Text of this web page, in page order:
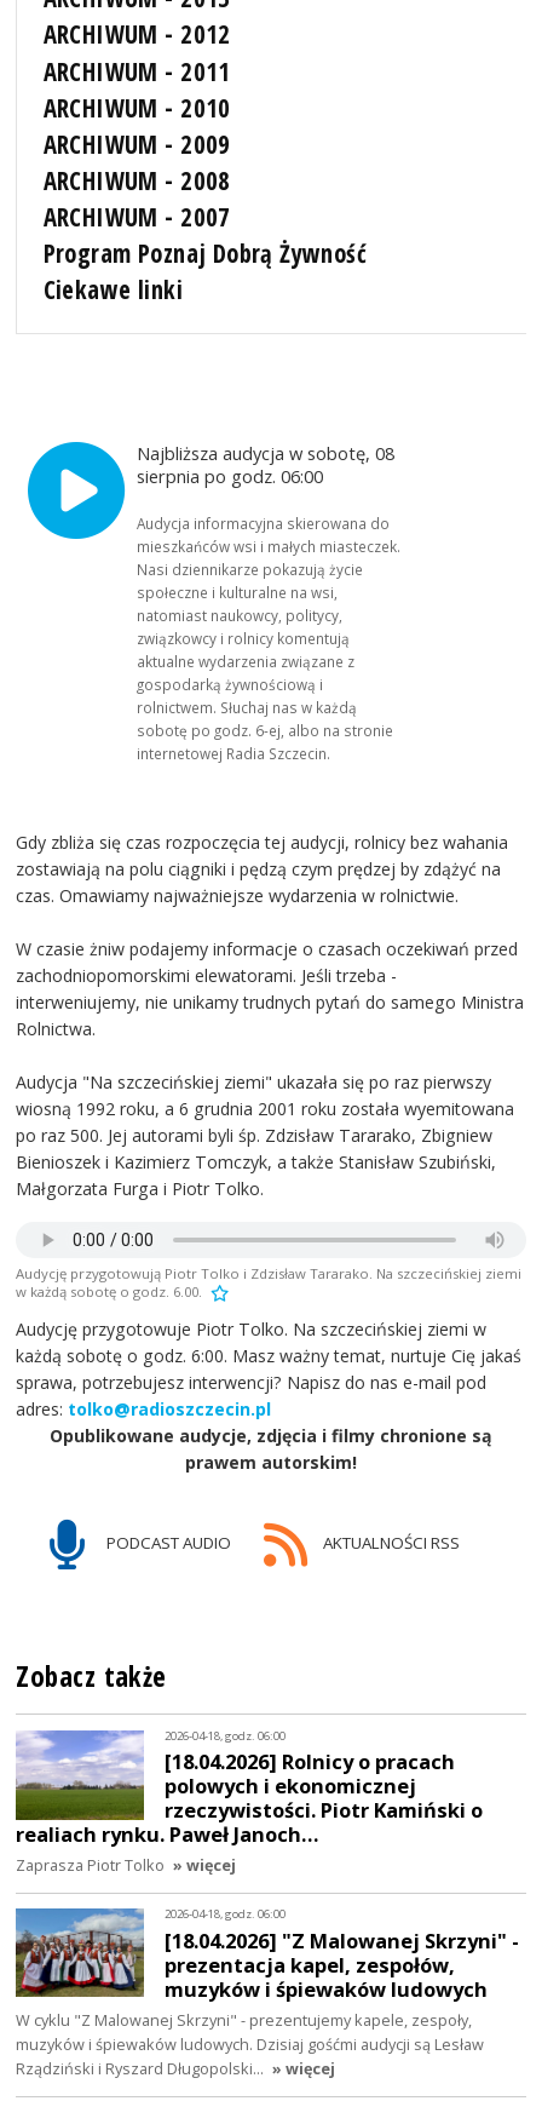
ARCHIWUM - 2012
ARCHIWUM - 2011
ARCHIWUM - 2010
ARCHIWUM - 2009
ARCHIWUM - 2008
ARCHIWUM - 2007
Program Poznaj Dobrą Żywność
Ciekawe linki
Najbliższa audycja w sobotę, 08
sierpnia po godz. 06:00
Audycja informacyjna skierowana do
mieszkańców wsi i małych miasteczek.
Nasi dziennikarze pokazują życie
społeczne i kulturalne na wsi,
natomiast naukowcy, politycy,
związkowcy i rolnicy komentują
aktualne wydarzenia związane z
gospodarką żywnościową i
rolnictwem. Słuchaj nas w każdą
sobotę po godz. 6-ej, albo na stronie
internetowej Radia Szczecin.
Gdy zbliża się czas rozpoczęcia tej audycji, rolnicy bez wahania
zostawiają na polu ciągniki i pędzą czym prędzej by zdążyć na
czas. Omawiamy najważniejsze wydarzenia w rolnictwie.
W czasie żniw podajemy informacje o czasach oczekiwań przed
zachodniopomorskimi elewatorami. Jeśli trzeba -
interweniujemy, nie unikamy trudnych pytań do samego Ministra
Rolnictwa.
Audycja "Na szczecińskiej ziemi" ukazała się po raz pierwszy
wiosną 1992 roku, a 6 grudnia 2001 roku została wyemitowana
po raz 500. Jej autorami byli śp. Zdzisław Tararako, Zbigniew
Bienioszek i Kazimierz Tomczyk, a także Stanisław Szubiński,
Małgorzata Furga i Piotr Tolko.
Audycję przygotowują Piotr Tolko i Zdzisław Tararako. Na szczecińskiej ziemi
w każdą sobotę o godz. 6.00.
Audycję przygotowuje Piotr Tolko. Na szczecińskiej ziemi w
każdą sobotę o godz. 6:00. Masz ważny temat, nurtuje Cię jakaś
sprawa, potrzebujesz interwencji? Napisz do nas e-mail pod
adres: tolko@radioszczecin.pl
Opublikowane audycje, zdjęcia i filmy chronione są
prawem autorskim!
PODCAST AUDIO AKTUALNOŚCI RSS
Zobacz także
2026-04-18, godz. 06:00
[18.04.2026] Rolnicy o pracach
polowych i ekonomicznej
rzeczywistości. Piotr Kamiński o
realiach rynku. Paweł Janoch…
Zaprasza Piotr Tolko » więcej
2026-04-18, godz. 06:00
[18.04.2026] "Z Malowanej Skrzyni" -
prezentacja kapel, zespołów,
muzyków i śpiewaków ludowych
W cyklu "Z Malowanej Skrzyni" - prezentujemy kapele, zespoły,
muzyków i śpiewaków ludowych. Dzisiaj gośćmi audycji są Lesław
Rządziński i Ryszard Długopolski… » więcej